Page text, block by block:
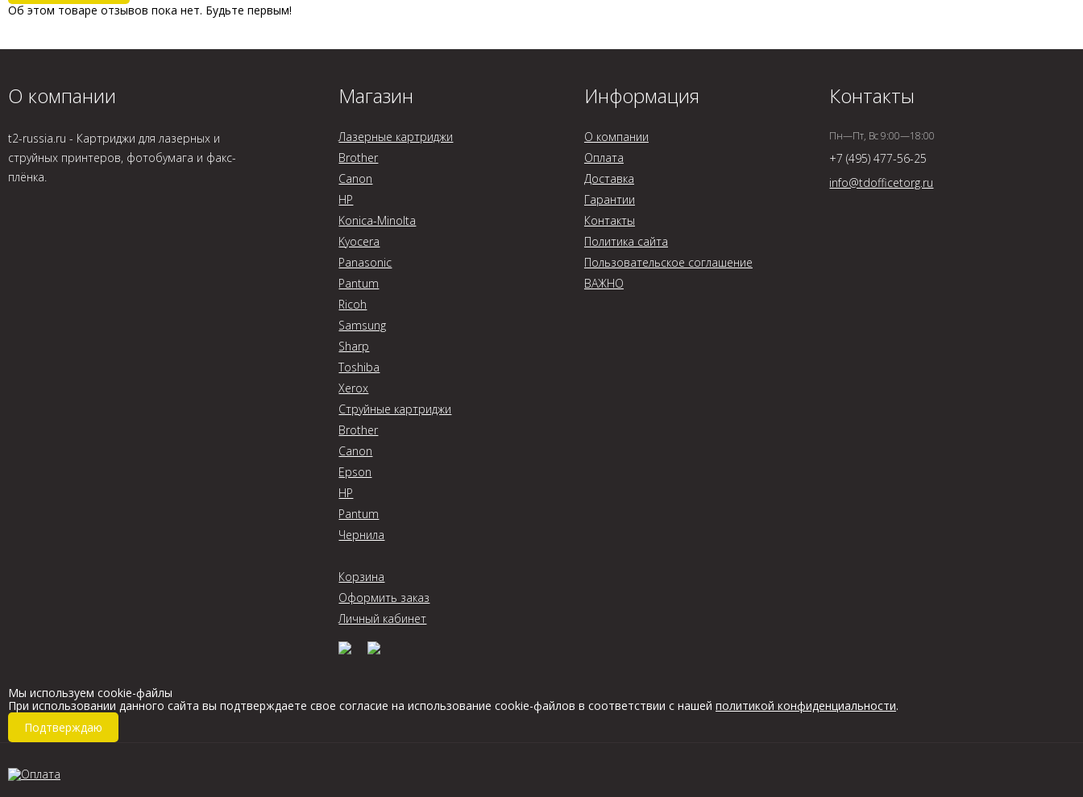
Об этом товаре отзывов пока нет. Будьте первым!
О компании
t2-russia.ru - Картриджи для лазерных и
струйных принтеров, фотобумага и факс-
плёнка.
Магазин
Лазерные картриджи
Brother
Canon
HP
Konica-Minolta
Kyocera
Panasonic
Pantum
Ricoh
Samsung
Sharp
Toshiba
Xerox
Струйные картриджи
Brother
Canon
Epson
HP
Pantum
Чернила
Корзина
Оформить заказ
Личный кабинет
Информация
О компании
Оплата
Доставка
Гарантии
Контакты
Политика сайта
Пользовательское соглашение
ВАЖНО
Контакты
Пн—Пт, Вс 9:00—18:00
+7 (495) 477-56-25
info@tdofficetorg.ru
Мы используем cookie-файлы
При использовании данного сайта вы подтверждаете свое согласие на использование cookie-файлов в соответствии с нашей политикой конфиденциальности.
Подтверждаю